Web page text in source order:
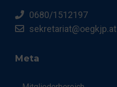
0680/1512197
sekretariat@oegkjp.at
Meta